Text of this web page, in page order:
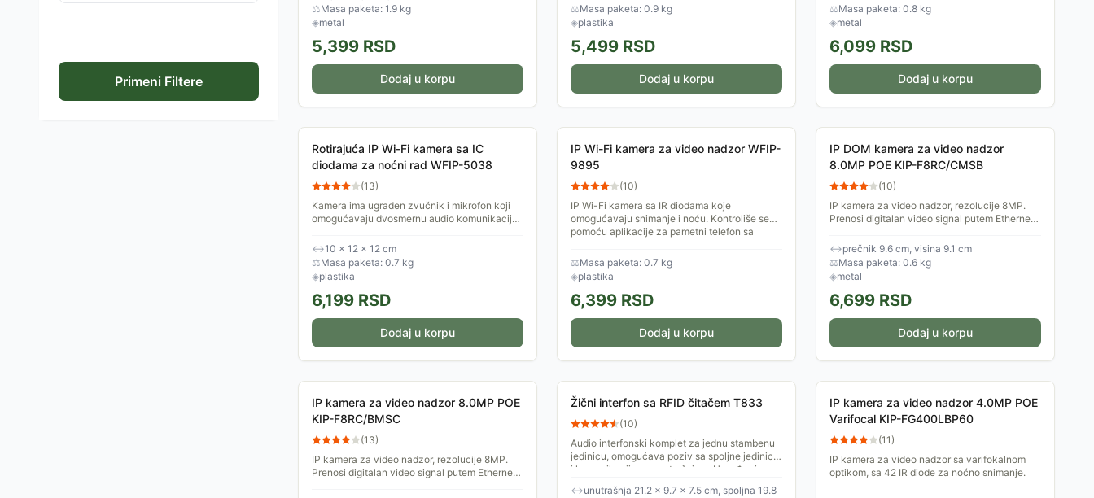
Primeni Filtere
⚖Masa paketa: 1.9 kg
◈metal
5,399 RSD
Dodaj u korpu
⚖Masa paketa: 0.9 kg
◈plastika
5,499 RSD
Dodaj u korpu
⚖Masa paketa: 0.8 kg
◈metal
6,099 RSD
Dodaj u korpu
Rotirajuća IP Wi-Fi kamera sa IC
diodama za noćni rad WFIP-5038
(13)
Kamera ima ugrađen zvučnik i mikrofon koji
omogućavaju dvosmernu audio komunikaciju.
signala. Ugrađene...
↔10 × 12 × 12 cm
⚖Masa paketa: 0.7 kg
◈plastika
6,199 RSD
Dodaj u korpu
IP Wi-Fi kamera za video nadzor WFIP-
9895
(10)
IP Wi-Fi kamera sa IR diodama koje
omogućavaju snimanje i noću. Kontroliše se
pomoću aplikacije za pametni telefon sa
⚖Masa paketa: 0.7 kg
◈plastika
6,399 RSD
Dodaj u korpu
IP DOM kamera za video nadzor
8.0MP POE KIP-F8RC/CMSB
(10)
IP kamera za video nadzor, rezolucije 8MP.
Prenosi digitalan video signal putem Ethernet
udaljene lokacije...
↔prečnik 9.6 cm, visina 9.1 cm
⚖Masa paketa: 0.6 kg
◈metal
6,699 RSD
Dodaj u korpu
IP kamera za video nadzor 8.0MP POE
KIP-F8RC/BMSC
(13)
IP kamera za video nadzor, rezolucije 8MP.
Prenosi digitalan video signal putem Ethernet
Žični interfon sa RFID čitačem T833
(10)
Audio interfonski komplet za jednu stambenu
jedinicu, omogućava poziv sa spoljne jedinice
i komunikaciju sa unutrašnjom. Ugrađen je
↔unutrašnja 21.2 × 9.7 × 7.5 cm, spoljna 19.8
IP kamera za video nadzor 4.0MP POE
Varifocal KIP-FG400LBP60
(11)
IP kamera za video nadzor sa varifokalnom
optikom, sa 42 IR diode za noćno snimanje.